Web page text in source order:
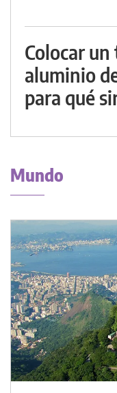
Colocar
aluminio
para qué
Mundo